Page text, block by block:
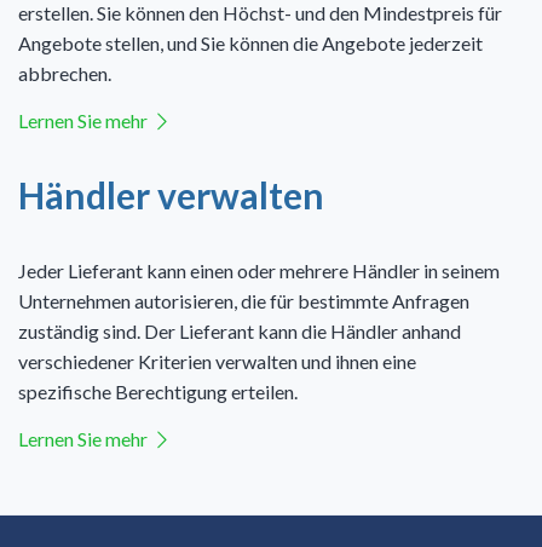
erstellen. Sie können den Höchst- und den Mindestpreis für
Angebote stellen, und Sie können die Angebote jederzeit
abbrechen.
Lernen Sie mehr
Händler verwalten
Jeder Lieferant kann einen oder mehrere Händler in seinem
Unternehmen autorisieren, die für bestimmte Anfragen
zuständig sind. Der Lieferant kann die Händler anhand
verschiedener Kriterien verwalten und ihnen eine
spezifische Berechtigung erteilen.
Lernen Sie mehr